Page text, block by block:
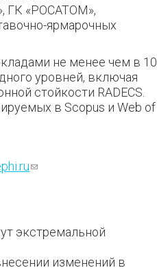
ГК «РОСАТОМ»,
ярмарочных
не менее чем в 10
уровней, включая
стойкости RADECS.
в Scopus и Web of
(ссылка для отправки
экстремальной
изменений в